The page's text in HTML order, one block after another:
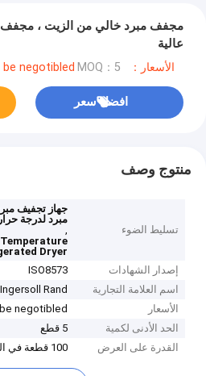
مجفف مبرد خالي من الزيت ، مجفف
عالية
الأسعار：be negotibled MOQ：5 قطع
افضل سعر
منتوج وصف
تسليط الضوء
جهاز تجفيف
مبرد لدرجة
,
Dryer
إصدار الشهادات
ISO8573
اسم العلامة التجارية
Ingersoll Rand
الأسعار
be negotibled
الحد الأدنى لكمية
5 قطع
القدرة على العرض
100 قطعة في الشهر